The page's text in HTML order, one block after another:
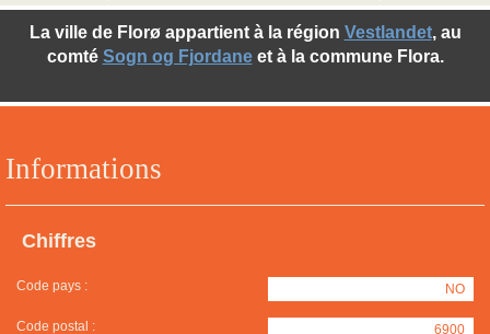
Informations
Chiffres
Code pays : NO
Code postal : 6900
La ville de Florø appartient à la région Vestlandet, au
comté Sogn og Fjordaneet à la commune Flora.